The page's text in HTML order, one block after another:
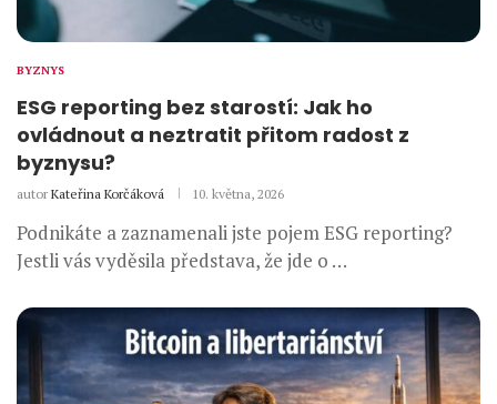
BYZNYS
ESG reporting bez starostí: Jak ho
ovládnout a neztratit přitom radost z
byznysu?
autor Kateřina Korčáková 10. května, 2026
Podnikáte a zaznamenali jste pojem ESG reporting?
Jestli vás vyděsila představa, že jde o …